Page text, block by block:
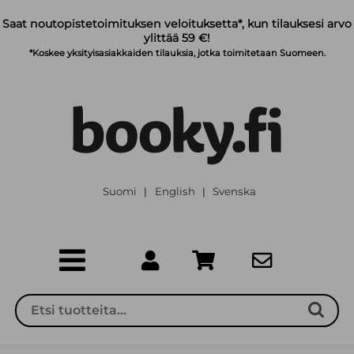
Saat noutopistetoimituksen veloituksetta*, kun tilauksesi arvo
ylittää 59 €!
*Koskee yksityisasiakkaiden tilauksia, jotka toimitetaan Suomeen.
Suomi | English | Svenska